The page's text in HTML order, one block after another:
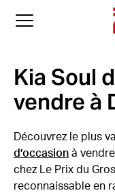
Kia Soul
vendre à
Découvrez le plus
d’occasion à
chez Le Prix du
reconnaissable en